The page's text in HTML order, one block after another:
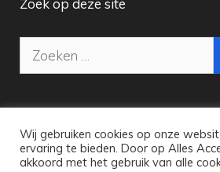
Zoek op deze site
Zoek
naar:
Copyright © 2026 Maak
Wij gebruiken cookies op onze
ervaring te bieden. Door op Alles
akkoord met het gebruik van alle